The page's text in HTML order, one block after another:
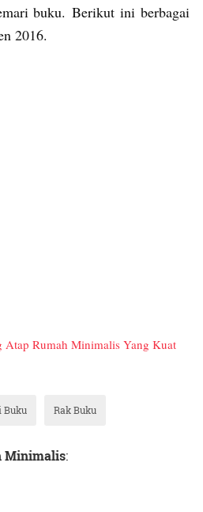
buku. Berikut ini berbagai
2016.
Atap Rumah Minimalis Yang Kuat
Buku Rak Buku
Minimalis: